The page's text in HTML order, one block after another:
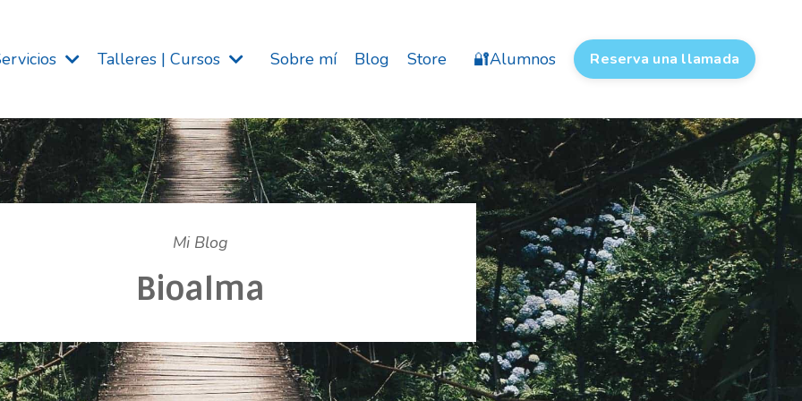
Talleres | Cursos Sobre mí Blog Store 🔐Alumnos Reserva una llamada
Mi Blog
Bioalma